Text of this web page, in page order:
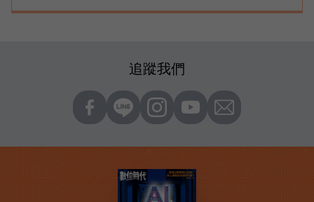
追蹤我們